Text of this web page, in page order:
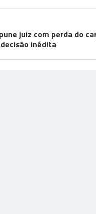
juiz com perda do
inédita